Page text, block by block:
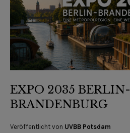
EXPO 2035 BERLIN-
BRANDENBURG
Veröffentlicht von UVBB Potsdam